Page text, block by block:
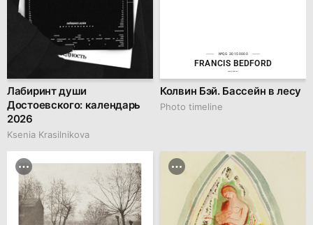
Лабиринт души
Достоевского: календарь
2026
Ksenia Krasilnikova
№QG 30150000
FRANCIS BEDFORD
family.kiiids.art
Колвин Бэй. Бассейн в лесу
Photo timeline